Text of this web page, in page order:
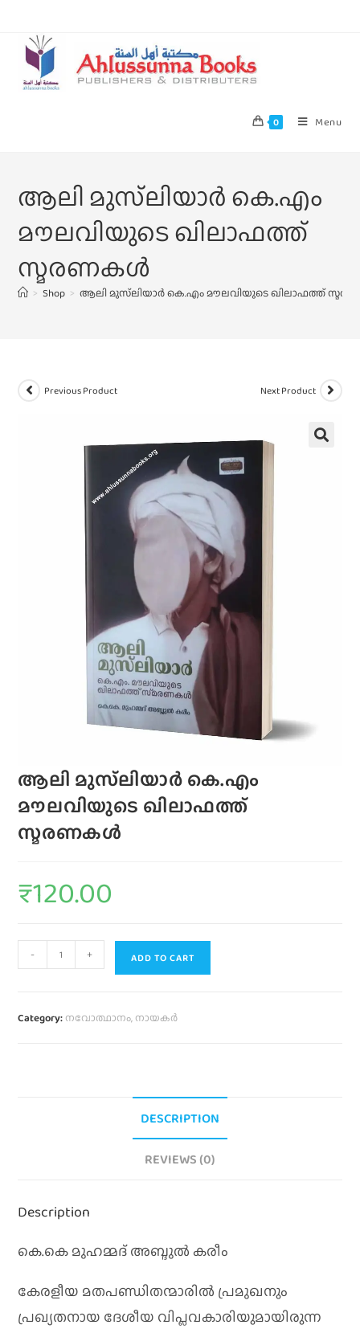
0 Menu
ആലി മുസ്‌ലിയാർ കെ.എം
മൗലവിയുടെ ഖിലാഫത്ത്
സ്മരണകൾ
> Shop > ആലി മുസ്‌ലിയാർ കെ.എം മൗലവിയുടെ ഖിലാഫത്ത്
Previous Product Next Product
ആലി മുസ്‌ലിയാർ കെ.എം
മൗലവിയുടെ ഖിലാഫത്ത്
സ്മരണകൾ
₹120.00
- + ADD TO CART
Category: നവോത്ഥാനം, നായകർ
DESCRIPTION
REVIEWS (0)
Description
കെ.കെ മുഹമ്മദ് അബ്ദുൽ കരീം
കേരളീയ മതപണ്ഡിതന്മാരില്‍ പ്രമുഖനും
പ്രഖ്യതനായ ദേശീയ വിപ്ലവകാരിയുമായിരുന്ന